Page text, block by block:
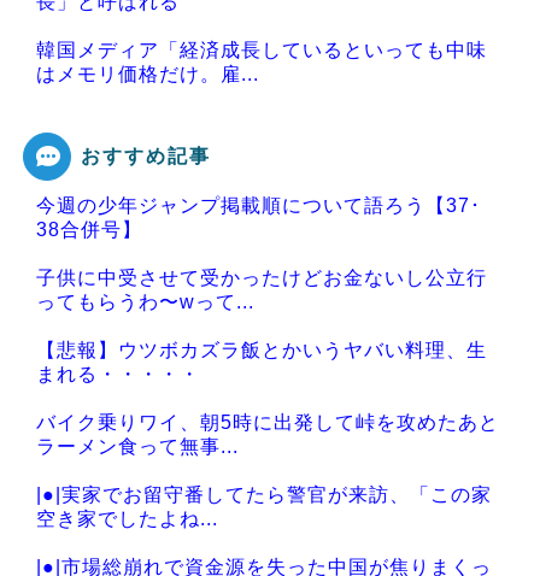
韓国メディア「経済成長しているといっても中味
はメモリ価格だけ。雇...
Powered by livedoor 相互RSS
おすすめ記事
今週の少年ジャンプ掲載順について語ろう【37･
38合併号】
子供に中受させて受かったけどお金ないし公立行
ってもらうわ〜wって...
【悲報】ウツボカズラ飯とかいうヤバい料理、生
まれる・・・・・
バイク乗りワイ、朝5時に出発して峠を攻めたあと
ラーメン食って無事...
|●|実家でお留守番してたら警官が来訪、「この家
空き家でしたよね...
|●|市場総崩れで資金源を失った中国が焦りまくっ